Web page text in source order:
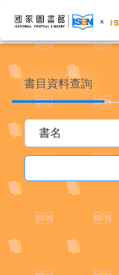
書目資料查詢